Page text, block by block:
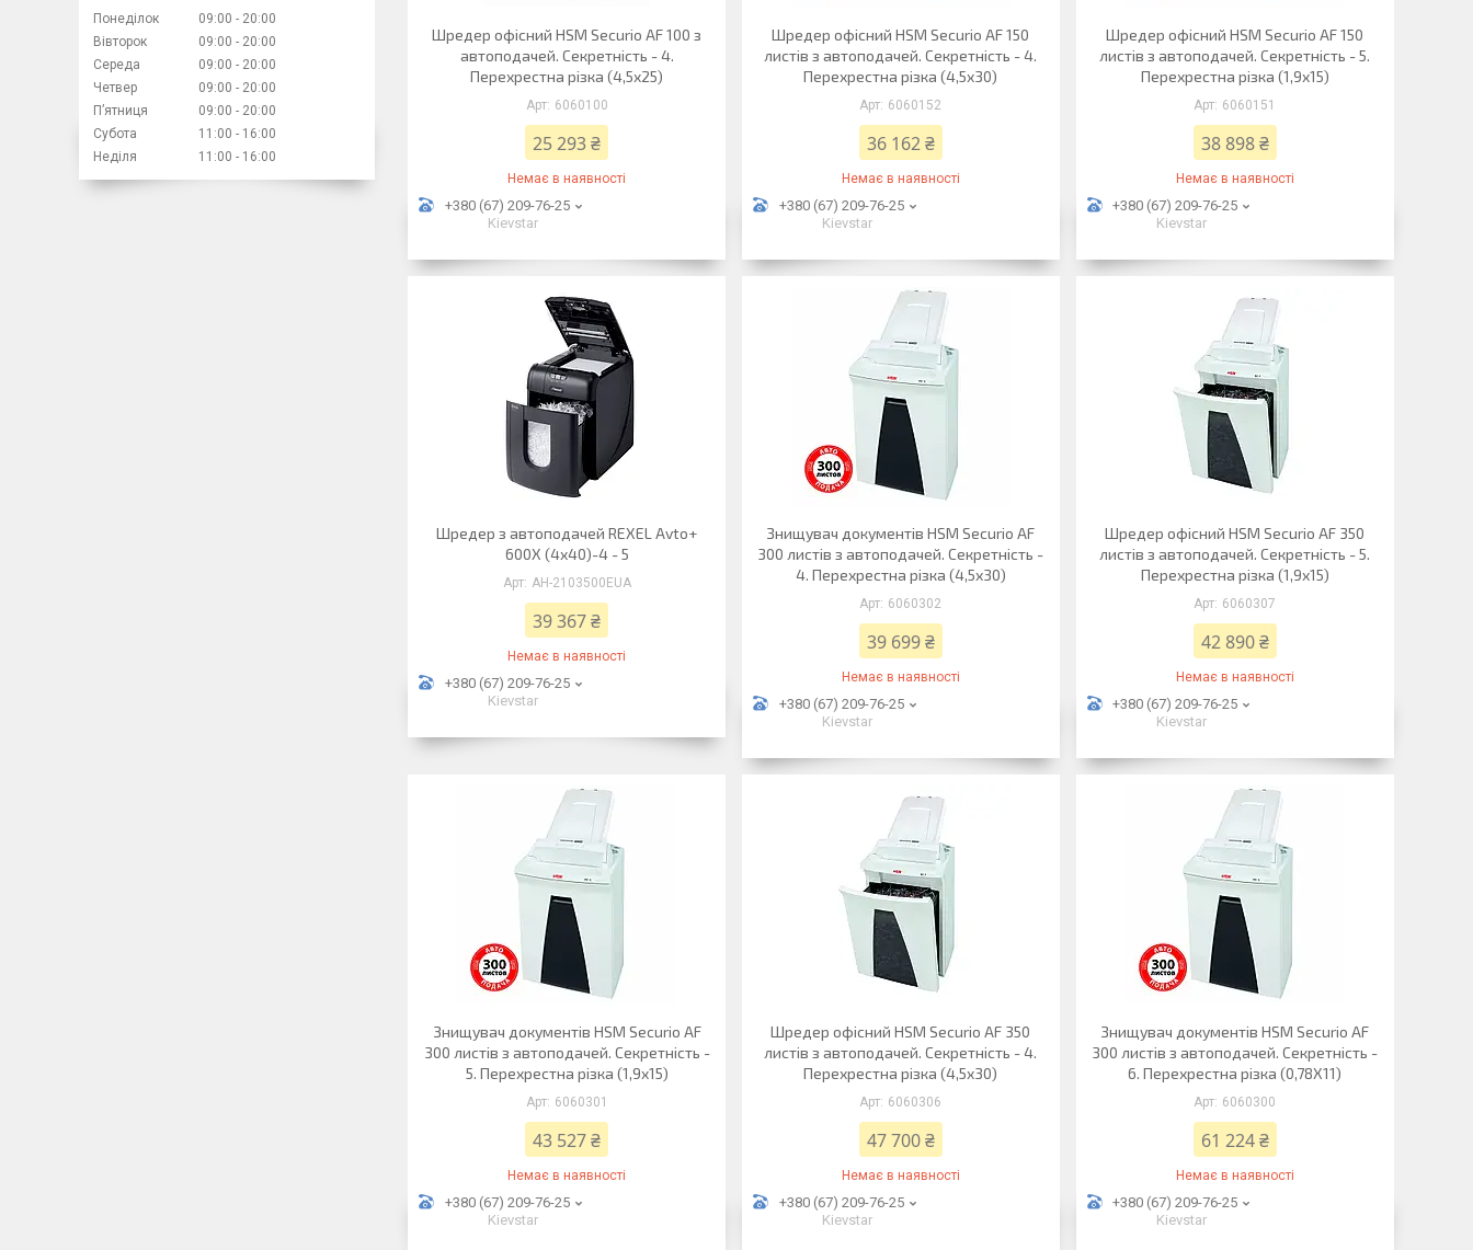
Шредер офісний HSM Securio AF 100 з
автоподачей. Секретність - 4.
Перехрестна різка (4,5х25)
6060100
25 293 ₴
Немає в наявності
+380 (67) 209-76-25
Kievstar
Шредер офісний HSM Securio AF 150
листів з автоподачей. Секретність - 4.
Перехрестна різка (4,5х30)
6060152
36 162 ₴
Немає в наявності
+380 (67) 209-76-25
Kievstar
Шредер офісний HSM Securio AF 150
листів з автоподачей. Секретність - 5.
Перехрестна різка (1,9х15)
6060151
38 898 ₴
Немає в наявності
+380 (67) 209-76-25
Kievstar
Шредер з автоподачей REXEL Avto+
600X (4х40)-4 - 5
АН-2103500EUА
39 367 ₴
Немає в наявності
+380 (67) 209-76-25
Kievstar
Знищувач документів HSM Securio AF
300 листів з автоподачей. Секретність -
4. Перехрестна різка (4,5х30)
6060302
39 699 ₴
Немає в наявності
+380 (67) 209-76-25
Kievstar
Шредер офісний HSM Securio AF 350
листів з автоподачей. Секретність - 5.
Перехрестна різка (1,9х15)
6060307
42 890 ₴
Немає в наявності
+380 (67) 209-76-25
Kievstar
Знищувач документів HSM Securio AF
300 листів з автоподачей. Секретність -
5. Перехрестна різка (1,9х15)
6060301
43 527 ₴
Немає в наявності
+380 (67) 209-76-25
Kievstar
Шредер офісний HSM Securio AF 350
листів з автоподачей. Секретність - 4.
Перехрестна різка (4,5х30)
6060306
47 700 ₴
Немає в наявності
+380 (67) 209-76-25
Kievstar
Знищувач документів HSM Securio AF
300 листів з автоподачей. Секретність -
6. Перехрестна різка (0,78Х11)
6060300
61 224 ₴
Немає в наявності
+380 (67) 209-76-25
Kievstar
Понеділок 09:00
20:00
Вівторок
09:00
20:00
Середа
09:00
20:00
Четвер
09:00
20:00
Пʼятниця
09:00
20:00
Субота
11:00
16:00
Неділя
11:00 16:00